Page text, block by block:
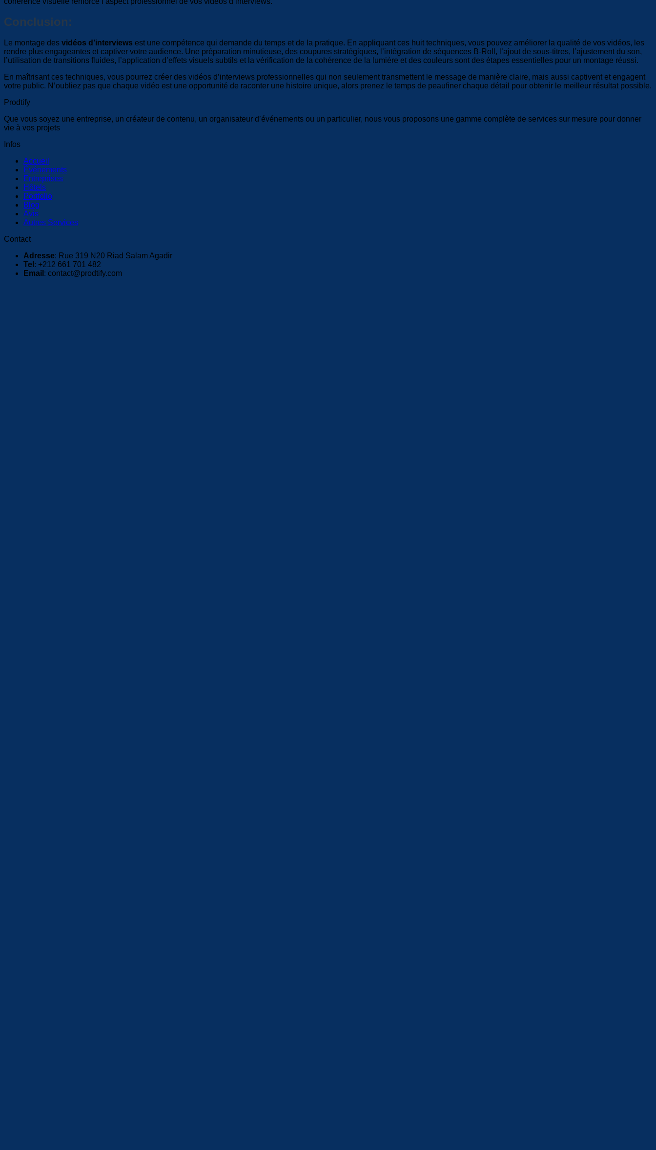
Conclusion:
Le montage des vidéos d’interviews est une compétence qui demande du temps et de la pratique. En appliquant ces huit techniques, vous pouvez améliorer la qualité de vos vidéos, les
rendre plus engageantes et captiver votre audience. Une préparation minutieuse, des coupures stratégiques, l’intégration de séquences B-Roll, l’ajout de sous-titres, l’ajustement du son,
l’utilisation de transitions fluides, l’application d’effets visuels subtils et la vérification de la cohérence de la lumière et des couleurs sont des étapes essentielles pour un montage réussi.
En maîtrisant ces techniques, vous pourrez créer des vidéos d’interviews professionnelles qui non seulement transmettent le message de manière claire, mais aussi captivent et engagent
votre public. N’oubliez pas que chaque vidéo est une opportunité de raconter une histoire unique, alors prenez le temps de peaufiner chaque détail pour obtenir le meilleur résultat possible.
Prodtify
Que vous soyez une entreprise, un créateur de contenu, un organisateur d’événements ou un particulier, nous vous proposons une gamme complète de services sur mesure pour donner
vie à vos projets
Infos
Accueil
Événements
Entreprises
Hôtels
Portfolio
Blog
Avis
Autres Services
Contact
Adresse: Rue 319 N20 Riad Salam Agadir
Tel : +212 661 701 482
Email : contact@prodtify.com